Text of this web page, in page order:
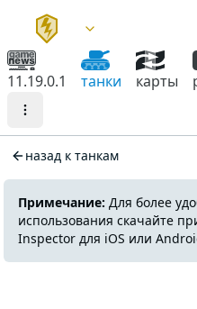
11.19.0.1 танки карты
назад к танкам
Примечание: Для более
использования скачайте
Inspector для iOS или